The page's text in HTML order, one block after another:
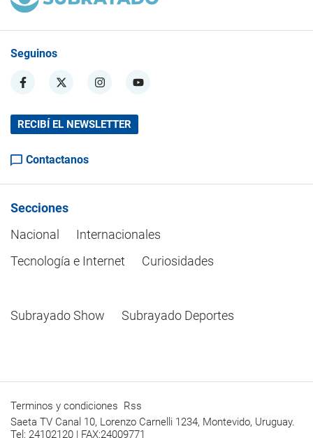
Seguinos
RECIBÍ EL NEWSLETTER
Contactanos
Secciones
Nacional
Internacionales
Tecnología e Internet
Curiosidades
Subrayado Show Subrayado Deportes
Terminos y condiciones Rss
Saeta TV Canal 10, Lorenzo Carnelli 1234, Montevido, Uruguay.
Tel: 24102120 | FAX:24009771